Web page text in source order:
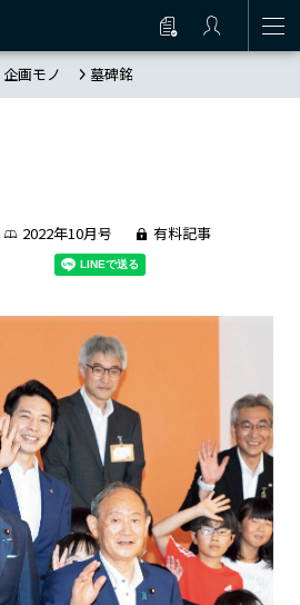
企画モノ 墓碑銘
2022年10月号 有料記事